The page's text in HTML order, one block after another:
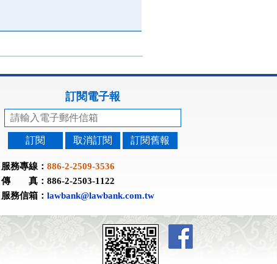
訂閱電子報
訂閱 取消訂閱 訂閱舊報
服務專線： 886-2-2509-3536
傳 真：886-2-2503-1122
服務信箱： lawbank@lawbank.com.tw